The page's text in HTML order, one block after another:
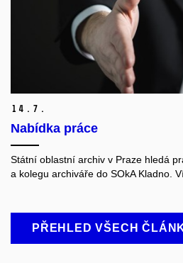
14. 7.
Nabídka práce
Státní oblastní archiv v Praze hledá
a kolegu archiváře do SOkA Kladno.
PŘEHLED VŠECH